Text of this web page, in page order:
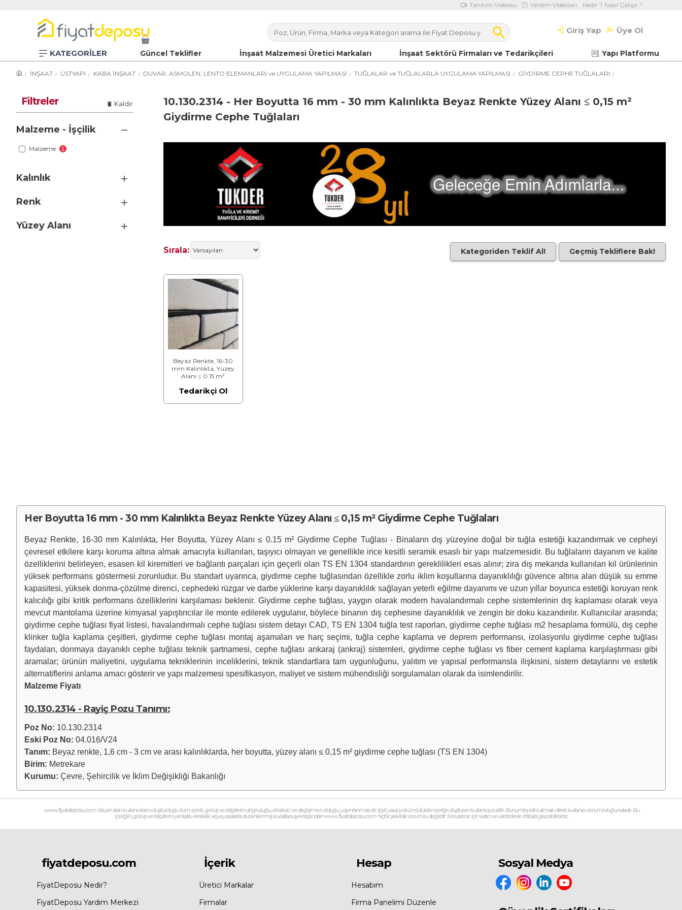
Tanıtım Videosu Yardım Videoları Nedir ? Nasıl Çalışır ?
Giriş Yap Üye Ol
KATEGORİLER Güncel Teklifler İnşaat Malzemesi Üretici Markaları İnşaat Sektörü Firmaları ve Tedarikçileri Yapı Platformu
İNŞAAT ÜSTYAPI KABA İNŞAAT DUVAR, ASMOLEN, LENTO ELEMANLARI ve UYGULAMA YAPILMASI TUĞLALAR ve TUĞLALARLA UYGULAMA YAPILMASI GİYDİRME CEPHE TUĞLALARI
Filtreler Kaldır
Kalınlık
Renk
Malzeme - İşçilik
Malzeme 1
Yüzey Alanı
10.130.2314 - Her Boyutta 16 mm - 30 mm Kalınlıkta Beyaz Renkte Yüzey Alanı ≤ 0,15 m²
Giydirme Cephe Tuğlaları
Sırala: Kategoriden Teklif Al! Geçmiş Tekliflere Bak!
Beyaz Renkte, 16-30
mm Kalınlıkta, Yüzey
Alanı ≤ 0.15 m²
Tedarikçi Ol
Her Boyutta 16 mm - 30 mm Kalınlıkta Beyaz Renkte Yüzey Alanı ≤ 0,15 m² Giydirme Cephe Tuğlaları
Beyaz Renkte, 16-30 mm Kalınlıkta, Her Boyutta, Yüzey Alanı ≤ 0.15 m² Giydirme Cephe Tuğlası - Binaların dış yüzeyine doğal bir tuğla estetiği kazandırmak ve cepheyi
çevresel etkilere karşı koruma altına almak amacıyla kullanılan, taşıyıcı olmayan ve genellikle ince kesitli seramik esaslı bir yapı malzemesidir. Bu tuğlaların dayanım ve kalite
özelliklerini belirleyen, esasen kil kiremitleri ve bağlantı parçaları için geçerli olan TS EN 1304 standardının gereklilikleri esas alınır; zira dış mekanda kullanılan kil ürünlerinin
yüksek performans göstermesi zorunludur. Bu standart uyarınca, giydirme cephe tuğlasından özellikle zorlu iklim koşullarına dayanıklılığı güvence altına alan düşük su emme
kapasitesi, yüksek donma-çözülme direnci, cephedeki rüzgar ve darbe yüklerine karşı dayanıklılık sağlayan yeterli eğilme dayanımı ve uzun yıllar boyunca estetiği koruyan renk
kalıcılığı gibi kritik performans özelliklerini karşılaması beklenir. Giydirme cephe tuğlası, yaygın olarak modern havalandırmalı cephe sistemlerinin dış kaplaması olarak veya
mevcut mantolama üzerine kimyasal yapıştırıcılar ile monte edilerek uygulanır, böylece binanın dış cephesine dayanıklılık ve zengin bir doku kazandırılır. Kullanıcılar arasında;
giydirme cephe tuğlası fiyat listesi, havalandırmalı cephe tuğlası sistem detayı CAD, TS EN 1304 tuğla test raporları, giydirme cephe tuğlası m2 hesaplama formülü, dış cephe
klinker tuğla kaplama çeşitleri, giydirme cephe tuğlası montaj aşamaları ve harç seçimi, tuğla cephe kaplama ve deprem performansı, izolasyonlu giydirme cephe tuğlası
faydaları, donmaya dayanıklı cephe tuğlası teknik şartnamesi, cephe tuğlası ankaraj (ankraj) sistemleri, giydirme cephe tuğlası vs fiber cement kaplama karşılaştırması gibi
aramalar; ürünün maliyetini, uygulama tekniklerinin inceliklerini, teknik standartlara tam uygunluğunu, yalıtım ve yapısal performansla ilişkisini, sistem detaylarını ve estetik
alternatiflerini anlama amacı gösterir ve yapı malzemesi spesifikasyon, maliyet ve sistem mühendisliği sorgulamaları olarak da isimlendirilir.
Malzeme Fiyatı
10.130.2314 - Rayiç Pozu Tanımı:
Poz No: 10.130.2314
Eski Poz No: 04.016/V24
Tanım: Beyaz renkte, 1,6 cm - 3 cm ve arası kalınlıklarda, her boyutta, yüzey alanı ≤ 0,15 m² giydirme cephe tuğlası (TS EN 1304)
Birim: Metrekare
Kurumu: Çevre, Şehircilik ve İklim Değişikliği Bakanlığı
www.fiyatdeposu.com ‘da yer alan kullanıcıların oluşturduğu tüm içerik, görüş ve bilgilerin doğruluğu, eksiksiz ve değişmez olduğu, yayınlanması ile ilgili yasal yükümlülükler içeriği oluşturan kullanıcıya aittir. Bunun teyidini almak direk kullanıcı sorumluluğundadır. Bu
içeriğin, görüş ve bilgilerin yanlışlık, eksiklik veya yasalarla düzenlenmiş kurallara aykırılığından www.fiyatdeposu.com hiçbir şekilde sorumlu değildir. Sorularınız için satıcı ve üreticilerle irtibata geçebilirsiniz.
fiyatdeposu.com
FiyatDeposu Nedir?
FiyatDeposu Yardım Merkezi
İçerik
Üretici Markalar
Firmalar
Hesap
Hesabım
Firma Panelimi Düzenle
Sosyal Medya